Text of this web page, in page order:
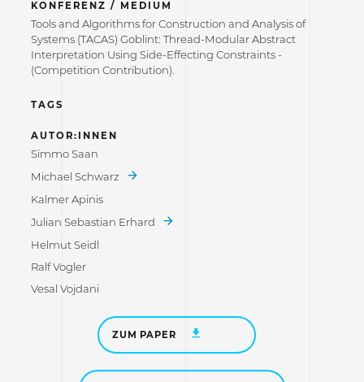
KONFERENZ / MEDIUM
Tools and Algorithms for Construction and Analysis of
Systems (TACAS) Goblint: Thread-Modular Abstract
Interpretation Using Side-Effecting Constraints -
(Competition Contribution).
TAGS
AUTOR:INNEN
Simmo Saan
Michael Schwarz
Kalmer Apinis
Julian Sebastian Erhard
Helmut Seidl
Ralf Vogler
Vesal Vojdani
ZUM PAPER